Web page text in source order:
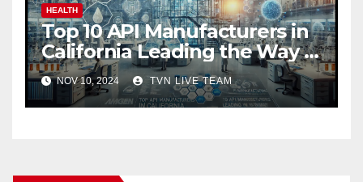
HEALTH
Top 10 API Manufacturers in
California Leading the Way in
Pharma Innovation
NOV 10, 2024 TVN LIVE TEAM